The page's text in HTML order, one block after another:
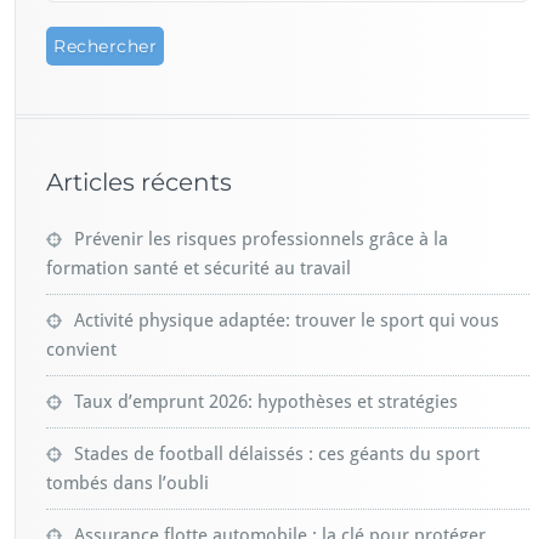
Articles récents
Prévenir les risques professionnels grâce à la
formation santé et sécurité au travail
Activité physique adaptée: trouver le sport qui vous
convient
Taux d’emprunt 2026: hypothèses et stratégies
Stades de football délaissés : ces géants du sport
tombés dans l’oubli